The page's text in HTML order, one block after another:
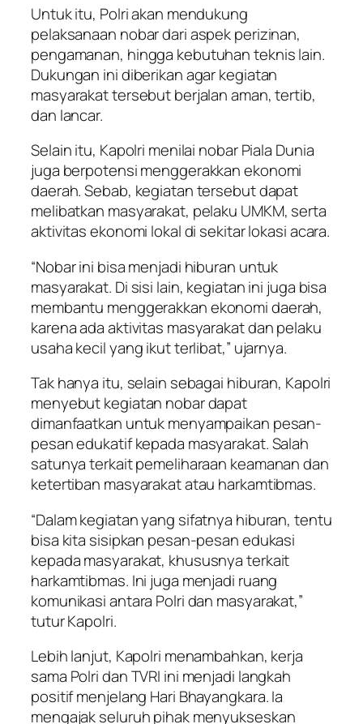
Untuk itu, Polri akan mendukung
pelaksanaan nobar dari aspek perizinan,
pengamanan, hingga kebutuhan teknis lain.
Dukungan ini diberikan agar kegiatan
masyarakat tersebut berjalan aman, tertib,
dan lancar.
Selain itu, Kapolri menilai nobar Piala Dunia
juga berpotensi menggerakkan ekonomi
daerah. Sebab, kegiatan tersebut dapat
melibatkan masyarakat, pelaku UMKM, serta
aktivitas ekonomi lokal di sekitar lokasi acara.
“Nobar ini bisa menjadi hiburan untuk
masyarakat. Di sisi lain, kegiatan ini juga bisa
membantu menggerakkan ekonomi daerah,
karena ada aktivitas masyarakat dan pelaku
usaha kecil yang ikut terlibat,” ujarnya.
Tak hanya itu, selain sebagai hiburan, Kapolri
menyebut kegiatan nobar dapat
dimanfaatkan untuk menyampaikan pesan-
pesan edukatif kepada masyarakat. Salah
satunya terkait pemeliharaan keamanan dan
ketertiban masyarakat atau harkamtibmas.
“Dalam kegiatan yang sifatnya hiburan, tentu
bisa kita sisipkan pesan-pesan edukasi
kepada masyarakat, khususnya terkait
harkamtibmas. Ini juga menjadi ruang
komunikasi antara Polri dan masyarakat,”
tutur Kapolri.
Lebih lanjut, Kapolri menambahkan, kerja
sama Polri dan TVRI ini menjadi langkah
positif menjelang Hari Bhayangkara. Ia
mengajak seluruh pihak menyukseskan